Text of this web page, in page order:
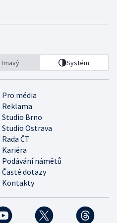
Tmavý Systém
Pro média
Reklama
Studio Brno
Studio Ostrava
Rada ČT
Kariéra
Podávání námětů
Časté dotazy
Kontakty